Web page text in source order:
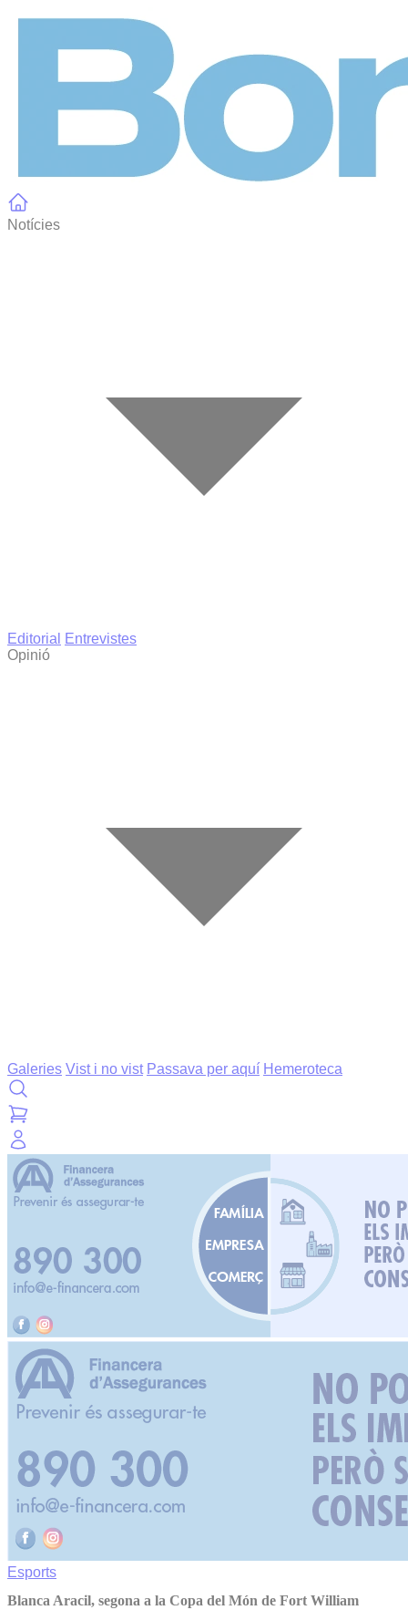
Notícies
Editorial
Entrevistes
Opinió
Galeries Vist i no vist Passava per aquí Hemeroteca
Esports
Blanca Aracil, segona a la Copa del Món de Fort William